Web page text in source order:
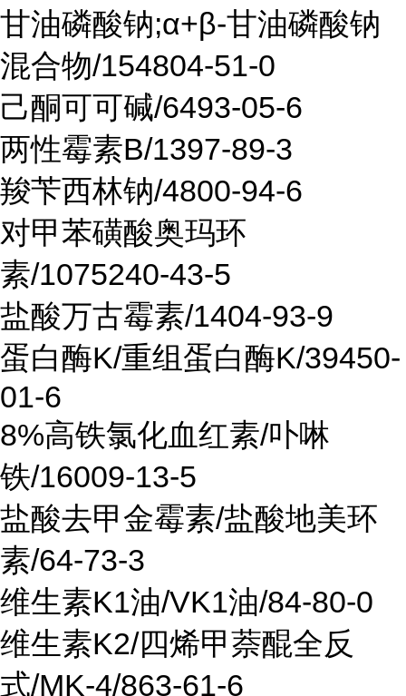
甘油磷酸钠;α+β-甘油磷酸钠
混合物/154804-51-0
己酮可可碱/6493-05-6
两性霉素B/1397-89-3
羧苄西林钠/4800-94-6
对甲苯磺酸奥玛环
素/1075240-43-5
盐酸万古霉素/1404-93-9
蛋白酶K/重组蛋白酶K/39450-
01-6
8%高铁氯化血红素/卟啉
铁/16009-13-5
盐酸去甲金霉素/盐酸地美环
素/64-73-3
维生素K1油/VK1油/84-80-0
维生素K2/四烯甲萘醌全反
式/MK-4/863-61-6